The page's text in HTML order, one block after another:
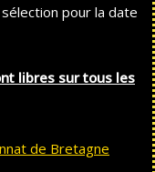
pour la date
libres sur tous les
de Bretagne